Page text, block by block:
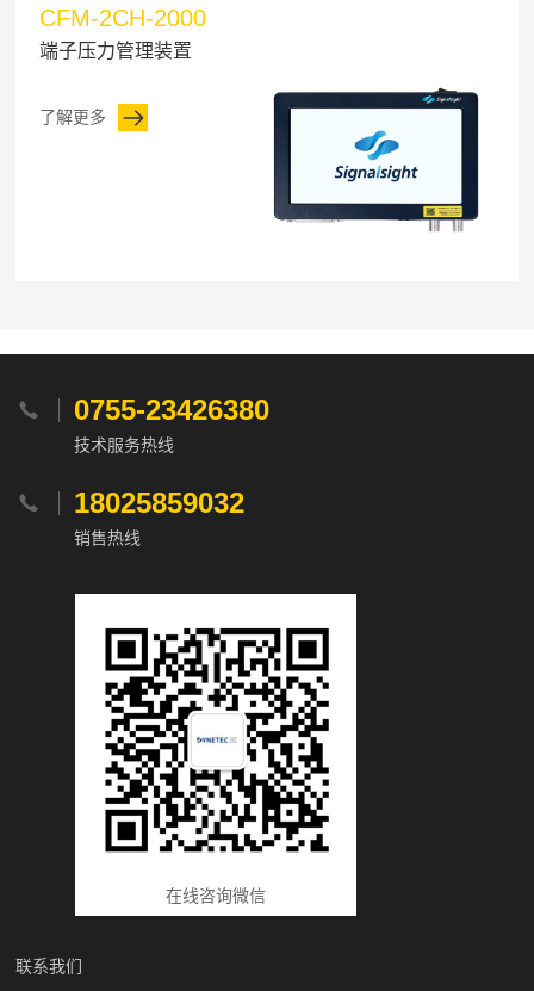
CFM-2CH-2000
端子压力管理装置
了解更多
 0755-23426380
技术服务热线
 18025859032
销售热线
在线咨询微信
联系我们